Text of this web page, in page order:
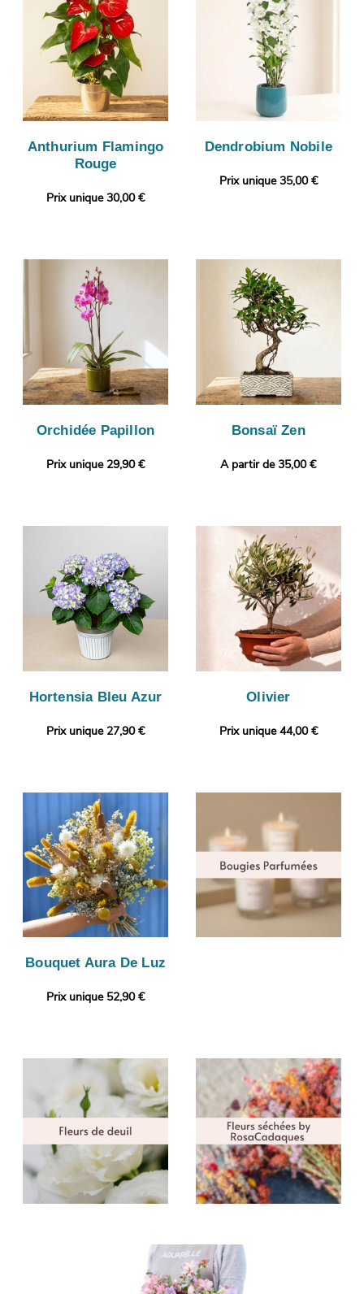
Anthurium Flamingo
Rouge
Prix unique 30,00 €
Dendrobium Nobile
Prix unique 35,00 €
Orchidée Papillon
Prix unique 29,90 €
Bonsaï Zen
A partir de 35,00 €
Hortensia Bleu Azur
Prix unique 27,90 €
Olivier
Prix unique 44,00 €
Bouquet Aura De Luz
Prix unique 52,90 €